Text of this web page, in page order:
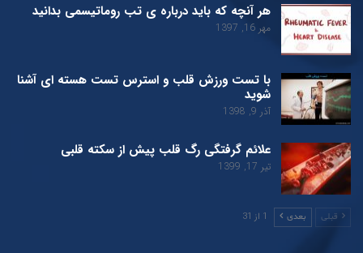
هر آنچه که باید درباره ی تب روماتیسمی بدانید
مهر 16, 1397
با تست ورزش قلب و استرس تست هسته ای آشنا
شوید
آذر 9, 1398
علائم گرفتگی رگ قلب پیش از سکته قلبی
تیر 17, 1399
قبلی بعدی 1 از 31